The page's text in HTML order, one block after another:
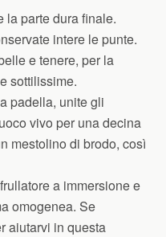
la parte dura finale.
intere le punte.
e tenere, per la
sottilissime.
padella, unite gli
vivo per una decina
mestolino di brodo, così
a immersione e
omogenea. Se
aiutarvi in questa